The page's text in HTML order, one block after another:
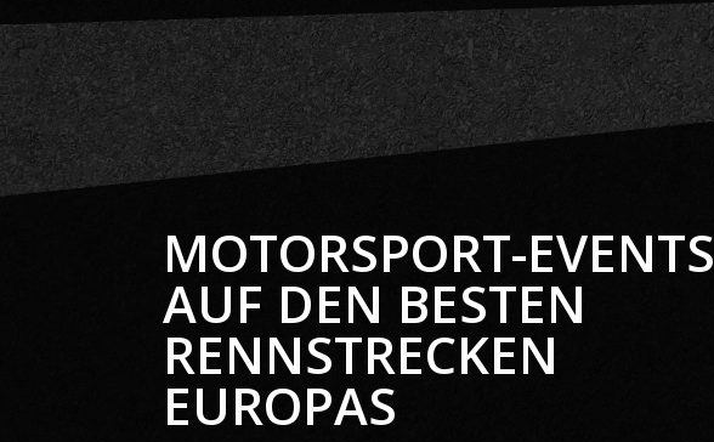
MOTORSPORT-EVENTS
AUF DEN BESTEN
RENNSTRECKEN
EUROPAS